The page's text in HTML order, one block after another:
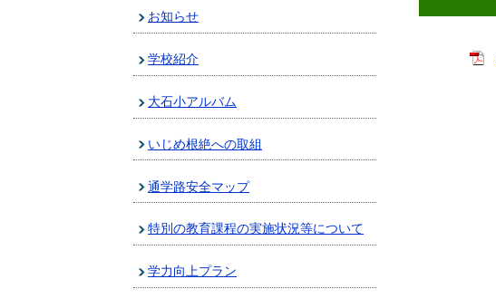
お知らせ
学校紹介
大石小アルバム
いじめ根絶への取組
通学路安全マップ
特別の教育課程の実施状況等について
学力向上プラン